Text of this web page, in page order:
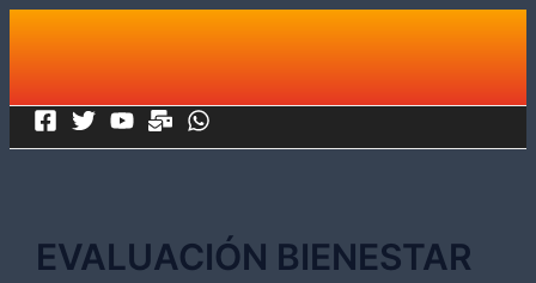
Ir
EVALUACIÓN BIENESTAR